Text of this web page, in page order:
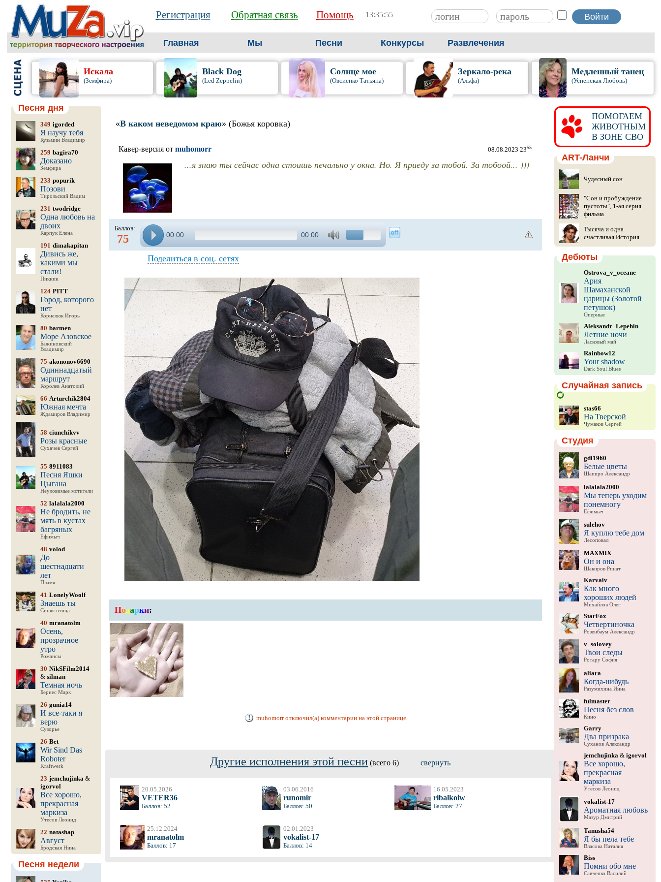
Регистрация Обратная связь Помощь 13:35:55
Главная Мы Песни Конкурсы Развлечения
Искала
(Земфира)
Black Dog
(Led Zeppelin)
Солнце мое
(Овсиенко Татьяна)
Зеркало-река
(Альфа)
Медленный танец
(Успенская Любовь)
Песня дня
349 igorded
Я научу тебя
Кузьмин Владимир
259 bagira70
Доказано
Земфира
233 popurik
Позови
Тирольский Вадим
231 twodridge
Одна любовь на
двоих
Карпук Елена
191 dimakapitan
Дивись же,
какими мы
стали!
Пикник
124 PITT
Город, которого
нет
Корнелюк Игорь
80 barmen
Море Азовское
Бажиновский
Владимир
75 akononov6690
Одиннадцатый
маршрут
Королев Анатолий
66 Arturchik2804
Южная мечта
Ждамиров Владимир
58 ciunchikvv
Розы красные
Сухачев Сергей
55 8911083
Песня Яшки
Цыгана
Неуловимые мстители
52 lalalala2000
Не бродить, не
мять в кустах
багряных
Ефимыч
48 volod
До
шестнадцати
лет
Пламя
41 LonelyWoolf
Знаешь ты
Синяя птица
40 mranatolm
Осень,
прозрачное
утро
Романсы
30 NikSFilm2014
& silman
Темная ночь
Бернес Марк
26 gunia14
И все-таки я
верю
Сузорье
26 Bet
Wir Sind Das
Roboter
Kraftwerk
23 jemchujinka&
igorvol
Все хорошо,
прекрасная
маркиза
Утесов Леонид
22 natashap
Август
Бродская Нина
Песня недели
«В каком неведомом краю» (Божья коровка)
Кавер-версия от muhomorr 08.08.2023 2355
...я знаю ты сейчас одна стоишь печально у окна. Но. Я приеду за тобой. За тобоой... )))
Баллов:
75 00:00 00:00
Поделиться в соц. сетях
Подарки:
muhomorr отключил(а) комментарии на этой странице
Другие исполнения этой песни (всего 6) свернуть
20.05.2026
VETER36
Баллов: 52
03.06.2016
runomir
Баллов: 50
16.05.2023
ribalkoiw
Баллов: 27
25.12.2024
mranatolm
Баллов: 17
02.01.2023
vokalist-17
Баллов: 14
ПОМОГАЕМ
ЖИВОТНЫМ
В ЗОНЕ СВО
ART-Ланчи
Чудесный сон
"Сон и пробуждение
пустоты", 1-ая серия
фильма
Тысяча и одна
счастливая История
Дебюты
Ostrova_v_oceane
Ария
Шамаханской
царицы (Золотой
петушок)
Оперные
Aleksandr_Lepehin
Летние ночи
Ласковый май
Rainbow12
Your shadow
Dark Soul Blues
Случайная запись
stas66
На Тверской
Чумаков Сергей
Студия
gdi1960
Белые цветы
Шапиро Александр
lalalala2000
Мы теперь уходим
понемногу
Ефимыч
sulehov
Я куплю тебе дом
Лесоповал
MAXMIX
Он и она
Шакиров Ринат
Karvaiv
Как много
хороших людей
Михайлов Олег
StarFox
Четвертиночка
Розенбаум Александр
v_solovey
Твои следы
Ротару София
aliara
Когда-нибудь
Разумихина Инна
fulmaster
Песня без слов
Кино
Garry
Два призрака
Суханов Александр
jemchujinka & igorvol
Все хорошо,
прекрасная
маркиза
Утесов Леонид
vokalist-17
Ароматная любовь
Мазур Дмитрий
Tanusha54
Я бы пела тебе
Власова Наталия
Biss
Помни обо мне
Савченко Василий